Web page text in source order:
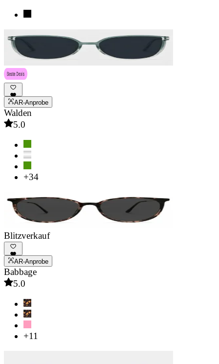
AR-Anprobe
Walden
5.0
+34
Blitzverkauf
AR-Anprobe
Babbage
5.0
+11